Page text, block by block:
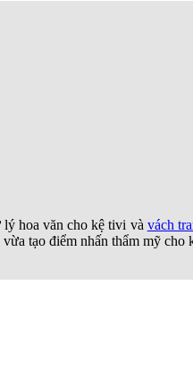
hoa văn cho kệ tivi và vách
tạo điểm nhấn thẩm mỹ cho